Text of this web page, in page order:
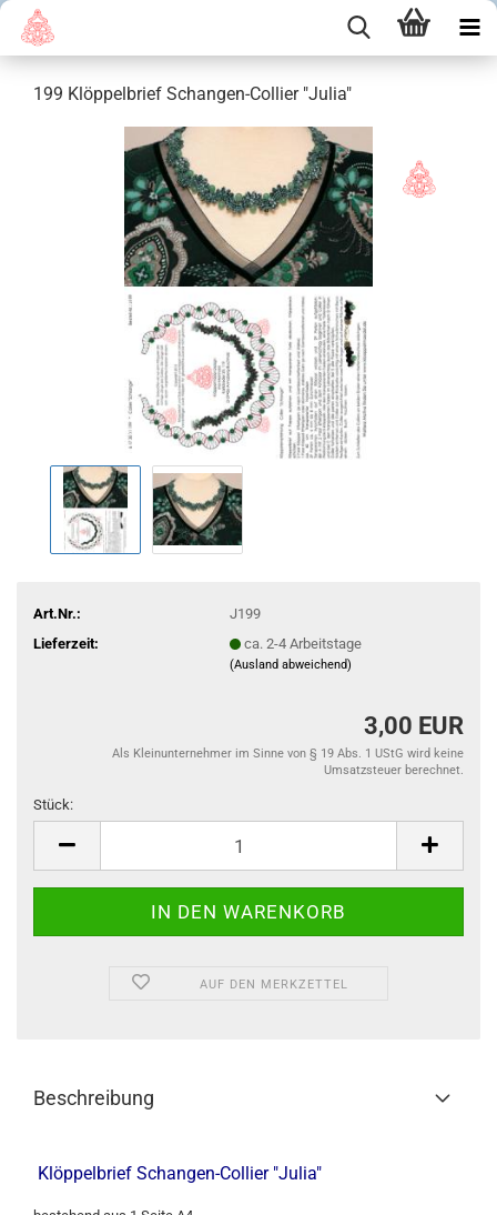
199 Klöppelbrief Schangen-Collier "Julia"
Art.Nr.:
J199
Lieferzeit:
ca. 2-4 Arbeitstage
(Ausland abweichend)
3,00 EUR
Als Kleinunternehmer im Sinne von § 19 Abs. 1 UStG wird keine
Umsatzsteuer berechnet.
Stück:
AUF DEN MERKZETTEL
Beschreibung
Klöppelbrief Schangen-Collier "Julia"